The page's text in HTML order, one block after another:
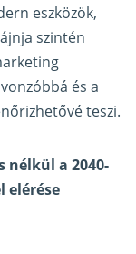
eszközök,
szintén
és a
teszi.
nélkül a 2040-
elérése